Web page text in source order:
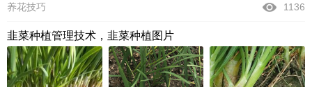
养花技巧 1136
韭菜种植管理技术，韭菜种植图片